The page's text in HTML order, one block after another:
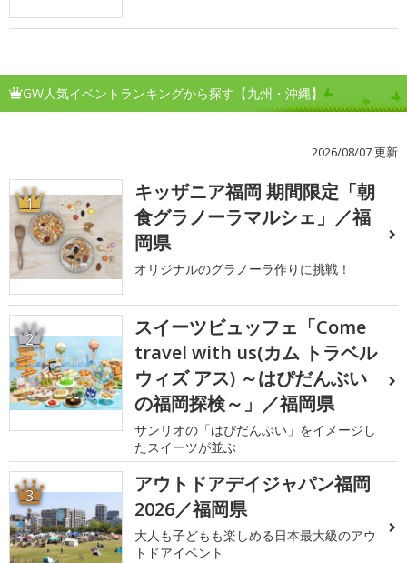
GW人気イベントランキングから探す【九州・沖縄】
2026/08/07 更新
1
キッザニア福岡 期間限定「朝
食グラノーラマルシェ」／福
岡県
オリジナルのグラノーラ作りに挑戦！
2
スイーツビュッフェ「Come
travel with us(カム トラベル
ウィズ アス) ～はぴだんぶい
の福岡探検～」／福岡県
サンリオの「はぴだんぶい」をイメージし
たスイーツが並ぶ
3
アウトドアデイジャパン福岡
2026／福岡県
大人も子どもも楽しめる日本最大級のアウ
トドアイベント